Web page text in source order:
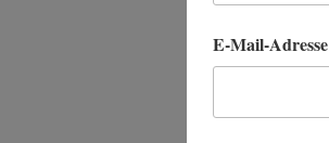
E-Mail-Adresse